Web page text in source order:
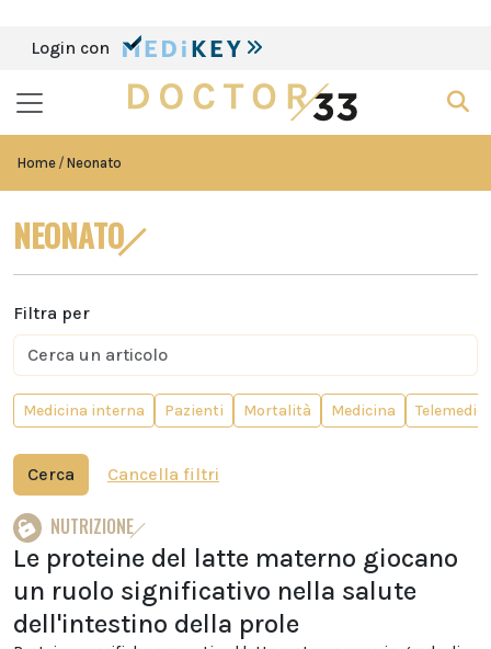
Login con
Home Neonato
NEONATO
Filtra per
Medicina interna Pazienti Mortalità Medicina
Cerca Cancella filtri
NUTRIZIONE
Le proteine del latte materno giocano
un ruolo significativo nella salute
dell'intestino della prole